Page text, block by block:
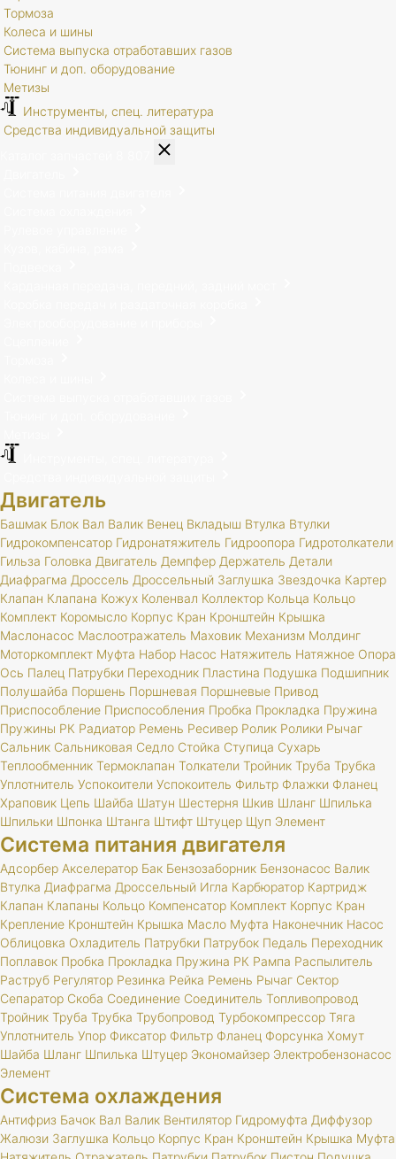
Тормоза
Колеса и шины
Система выпуска отработавших газов
Тюнинг и доп. оборудование
Метизы
Инструменты, спец. литература
Средства индивидуальной защиты
Двигатель
Башмак Блок Вал Валик Венец Вкладыш Втулка Втулки
Гидрокомпенсатор Гидронатяжитель Гидроопора Гидротолкатели
Гильза Головка Двигатель Демпфер Держатель Детали
Диафрагма Дроссель Дроссельный Заглушка Звездочка Картер
Клапан Клапана Кожух Коленвал Коллектор Кольца Кольцо
Комплект Коромысло Корпус Кран Кронштейн Крышка
Маслонасос Маслоотражатель Маховик Механизм Молдинг
Моторкомплект Муфта Набор Насос Натяжитель Натяжное Опора
Ось Палец Патрубки Переходник Пластина Подушка Подшипник
Полушайба Поршень Поршневая Поршневые Привод
Приспособление Приспособления Пробка Прокладка Пружина
Пружины РК Радиатор Ремень Ресивер Ролик Ролики Рычаг
Сальник Сальниковая Седло Стойка Ступица Сухарь
Теплообменник Термоклапан Толкатели Тройник Труба Трубка
Уплотнитель Успокоители Успокоитель Фильтр Флажки Фланец
Храповик Цепь Шайба Шатун Шестерня Шкив Шланг Шпилька
Шпильки Шпонка Штанга Штифт Штуцер Щуп Элемент
Система питания двигателя
Адсорбер Акселератор Бак Бензозаборник Бензонасос Валик
Втулка Диафрагма Дроссельный Игла Карбюратор Картридж
Клапан Клапаны Кольцо Компенсатор Комплект Корпус Кран
Крепление Кронштейн Крышка Масло Муфта Наконечник Насос
Облицовка Охладитель Патрубки Патрубок Педаль Переходник
Поплавок Пробка Прокладка Пружина РК Рампа Распылитель
Раструб Регулятор Резинка Рейка Ремень Рычаг Сектор
Сепаратор Скоба Соединение Соединитель Топливопровод
Тройник Труба Трубка Трубопровод Турбокомпрессор Тяга
Уплотнитель Упор Фиксатор Фильтр Фланец Форсунка Хомут
Шайба Шланг Шпилька Штуцер Экономайзер Электробензонасос
Элемент
Система охлаждения
Антифриз Бачок Вал Валик Вентилятор Гидромуфта Диффузор
Жалюзи Заглушка Кольцо Корпус Кран Кронштейн Крышка Муфта